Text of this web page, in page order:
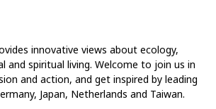
innovative views about ecology,
and spiritual living. Welcome to join us in
and action, and get inspired by leading
Japan, Netherlands and Taiwan.